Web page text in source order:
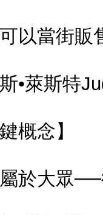
以當街販
•萊斯特
概念】
於大眾